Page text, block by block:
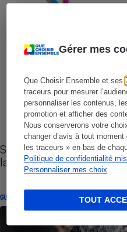
Gérer mes
Que Choisir Ensemble et ses
traceurs pour mesurer
personnaliser les contenus,
promotion et afficher des
Nous conserverons votre
changer d’avis à tout
les traceurs » en bas de
Politique de confidentialité
Personnaliser mes choix
TOUT
Sites de rencontres -
lancer
GUIDE D'ACHAT